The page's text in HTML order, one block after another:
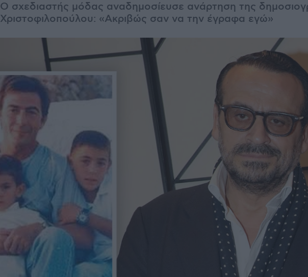
Ο σχεδιαστής μόδας αναδημοσίευσε ανάρτηση της
Χριστοφιλοπούλου: «Ακριβώς σαν να την έγραφα εγώ»